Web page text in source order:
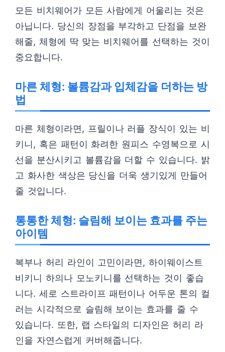
모든 비치웨어가 모든 사람에게 어울리는 것은
아닙니다. 당신의 장점을 부각하고 단점을 보완
해줄, 체형에 딱 맞는 비치웨어를 선택하는 것이
중요합니다.
마른 체형: 볼륨감과 입체감을 더하는 방
법
마른 체형이라면, 프릴이나 러플 장식이 있는 비
키니, 혹은 패턴이 화려한 원피스 수영복으로 시
선을 분산시키고 볼륨감을 더할 수 있습니다. 밝
고 화사한 색상은 당신을 더욱 생기있게 만들어
줄 것입니다.
통통한 체형: 슬림해 보이는 효과를 주는
아이템
복부나 허리 라인이 고민이라면, 하이웨이스트
비키니 하의나 모노키니를 선택하는 것이 좋습
니다. 세로 스트라이프 패턴이나 어두운 톤의 컬
러는 시각적으로 슬림해 보이는 효과를 줄 수
있습니다. 또한, 랩 스타일의 디자인은 허리 라
인을 자연스럽게 커버해줍니다.